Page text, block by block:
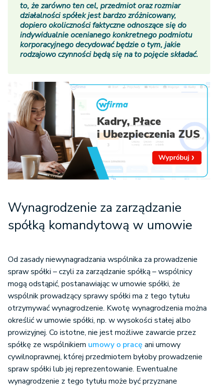
to, że zarówno ten cel, przedmiot oraz rozmiar
działalności spółek jest bardzo zróżnicowany,
dopiero okoliczności faktyczne odnoszące się do
indywidualnie ocenianego konkretnego podmiotu
korporacyjnego decydować będzie o tym, jakie
rodzajowo czynności będą się na to pojęcie składać.
Wynagrodzenie za zarządzanie
spółką komandytową w umowie
Od zasady niewynagradzania wspólnika za prowadzenie
spraw spółki – czyli za zarządzanie spółką – wspólnicy
mogą odstąpić, postanawiając w umowie spółki, że
wspólnik prowadzący sprawy spółki ma z tego tytułu
otrzymywać wynagrodzenie. Kwotę wynagrodzenia można
określić w umowie spółki, np. w wysokości stałej albo
prowizyjnej. Co istotne, nie jest możliwe zawarcie przez
spółkę ze wspólnikiem umowy o pracę ani umowy
cywilnoprawnej, której przedmiotem byłoby prowadzenie
spraw spółki lub jej reprezentowanie. Ewentualne
wynagrodzenie z tego tytułu może być przyznane